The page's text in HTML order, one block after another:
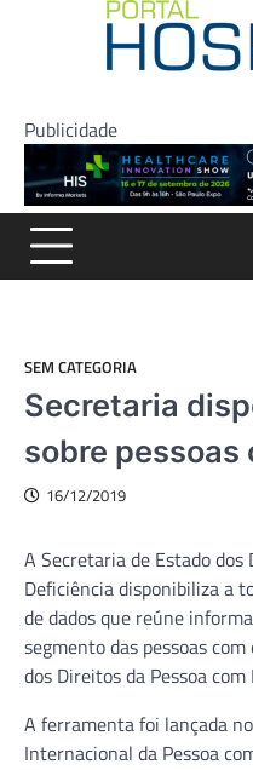
Publicidade
SEM CATEGORIA
Secretaria
sobre
16/12/2019
A Secretaria de Estado dos
Deficiência disponibiliza a
de dados que reúne
segmento das pessoas
dos Direitos da Pessoa com
A ferramenta foi lançada
Internacional da Pessoa